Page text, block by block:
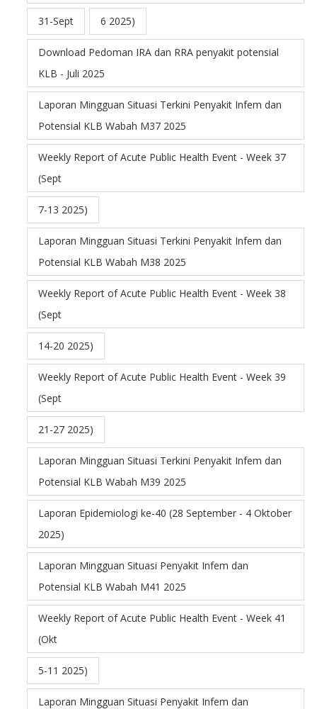
31-Sept 6 2025)
Download Pedoman IRA dan RRA penyakit potensial
KLB - Juli 2025
Laporan Mingguan Situasi Terkini Penyakit Infem dan
Potensial KLB Wabah M37 2025
Weekly Report of Acute Public Health Event - Week 37
(Sept
7-13 2025)
Laporan Mingguan Situasi Terkini Penyakit Infem dan
Potensial KLB Wabah M38 2025
Weekly Report of Acute Public Health Event - Week 38
(Sept
14-20 2025)
Weekly Report of Acute Public Health Event - Week 39
(Sept
21-27 2025)
Laporan Mingguan Situasi Terkini Penyakit Infem dan
Potensial KLB Wabah M39 2025
Laporan Epidemiologi ke-40 (28 September - 4 Oktober
2025)
Laporan Mingguan Situasi Penyakit Infem dan
Potensial KLB Wabah M41 2025
Weekly Report of Acute Public Health Event - Week 41
(Okt
5-11 2025)
Laporan Mingguan Situasi Penyakit Infem dan